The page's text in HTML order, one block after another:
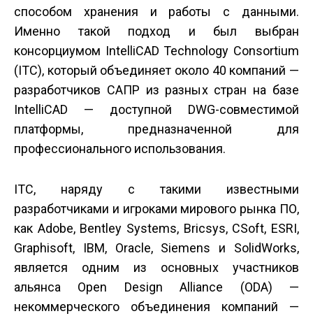
способом хранения и работы с данными.
Именно такой подход и был выбран
консорциумом IntelliCAD Technology Consortium
(ITC), который объединяет около 40 компаний —
разработчиков САПР из разных стран на базе
IntelliCAD — доступной DWG-совместимой
платформы, предназначенной для
профессионального использования.
ITC, наряду с такими известными
разработчиками и игроками мирового рынка ПО,
как Adobe, Bentley Systems, Bricsys, CSoft, ESRI,
Graphisoft, IBM, Oracle, Siemens и SolidWorks,
является одним из основных участников
альянса Open Design Alliance (ODA) —
некоммерческого объединения компаний —